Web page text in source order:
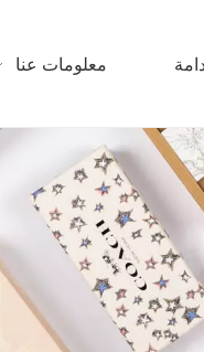
معلومات عنا